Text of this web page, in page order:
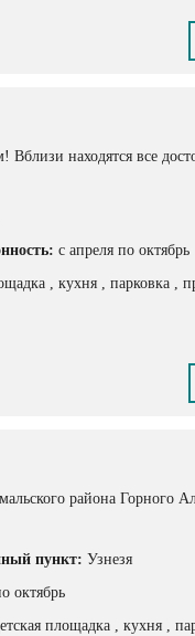
находятся все
с апреля по октябрь
, кухня , парковка ,
района Горного
пункт: Узнезя
октябрь
площадка , кухня ,